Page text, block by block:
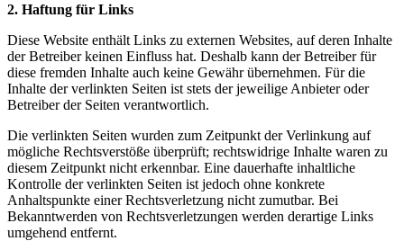
2. Haftung für Links
Diese Website enthält Links zu externen Websites, auf deren Inhalte
der Betreiber keinen Einfluss hat. Deshalb kann der Betreiber für
diese fremden Inhalte auch keine Gewähr übernehmen. Für die
Inhalte der verlinkten Seiten ist stets der jeweilige Anbieter oder
Betreiber der Seiten verantwortlich.
Die verlinkten Seiten wurden zum Zeitpunkt der Verlinkung auf
mögliche Rechtsverstöße überprüft; rechtswidrige Inhalte waren zu
diesem Zeitpunkt nicht erkennbar. Eine dauerhafte inhaltliche
Kontrolle der verlinkten Seiten ist jedoch ohne konkrete
Anhaltspunkte einer Rechtsverletzung nicht zumutbar. Bei
Bekanntwerden von Rechtsverletzungen werden derartige Links
umgehend entfernt.